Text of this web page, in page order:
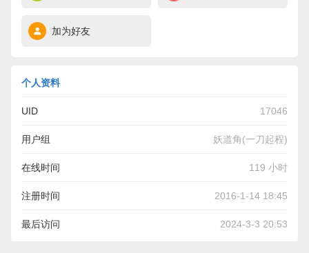
加为好友
个人资料
UID 17046
用户组 妖道角(一刀起程)
在线时间 119 小时
注册时间 2016-1-14 18:45
最后访问 2024-3-3 20:53